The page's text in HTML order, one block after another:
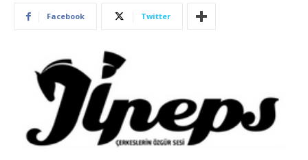
Facebook Twitter